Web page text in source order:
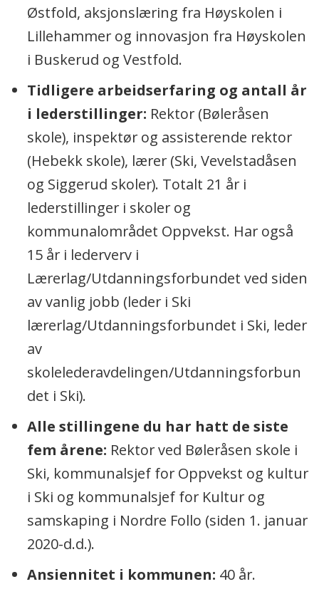
Østfold, aksjonslæring fra Høyskolen i
Lillehammer og innovasjon fra Høyskolen
i Buskerud og Vestfold.
Tidligere arbeidserfaring og antall år
i lederstillinger: Rektor (Bøleråsen
skole), inspektør og assisterende rektor
(Hebekk skole), lærer (Ski, Vevelstadåsen
og Siggerud skoler). Totalt 21 år i
lederstillinger i skoler og
kommunalområdet Oppvekst. Har også
15 år i lederverv i
Lærerlag/Utdanningsforbundet ved siden
av vanlig jobb (leder i Ski
lærerlag/Utdanningsforbundet i Ski, leder
av
skolelederavdelingen/Utdanningsforbun
det i Ski).
Alle stillingene du har hatt de siste
fem årene: Rektor ved Bøleråsen skole i
Ski, kommunalsjef for Oppvekst og kultur
i Ski og kommunalsjef for Kultur og
samskaping i Nordre Follo (siden 1. januar
2020-d.d.).
Ansiennitet i kommunen: 40 år.